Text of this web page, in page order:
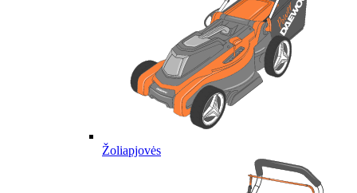
Žoliapjovės